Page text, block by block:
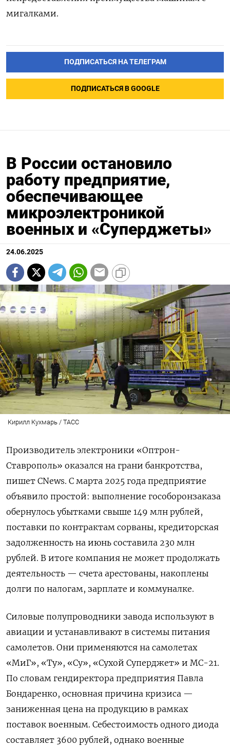
мигалками.
ПОДПИСАТЬСЯ НА ТЕЛЕГРАМ
ПОДПИСАТЬСЯ В GOOGLE
В России остановило
работу предприятие,
обеспечивающее
микроэлектроникой
военных и «Суперджеты»
24.06.2025
Кирилл Кухмарь / ТАСС
Производитель электроники «Оптрон-
Ставрополь» оказался на грани банкротства,
пишет CNews. С марта 2025 года предприятие
объявило простой: выполнение гособоронзаказа
обернулось убытками свыше 149 млн рублей,
поставки по контрактам сорваны, кредиторская
задолженность на июнь составила 230 млн
рублей. В итоге компания не может продолжать
деятельность — счета арестованы, накоплены
долги по налогам, зарплате и коммуналке.
Силовые полупроводники завода используют в
авиации и устанавливают в системы питания
самолетов. Они применяются на самолетах
«МиГ», «Ту», «Су», «Сухой Суперджет» и МС-21.
По словам гендиректора предприятия Павла
Бондаренко, основная причина кризиса —
заниженная цена на продукцию в рамках
поставок военным. Себестоимость одного диода
составляет 3600 рублей, однако военные